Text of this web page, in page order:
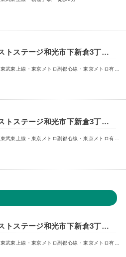
トラストステージ和光市下新倉3丁目16期◇限定1区画◇
東武東上線・東京メトロ副都心線・東京メトロ有楽町線「和光市」駅 徒歩19分
トラストステージ和光市下新倉3丁目16期◇限定1区画◇
東武東上線・東京メトロ副都心線・東京メトロ有楽町線「和光市」駅 徒歩19分
トラストステージ和光市下新倉3丁目16期◇限定1区画◇
東武東上線・東京メトロ副都心線・東京メトロ有楽町線「和光市」駅 徒歩19分